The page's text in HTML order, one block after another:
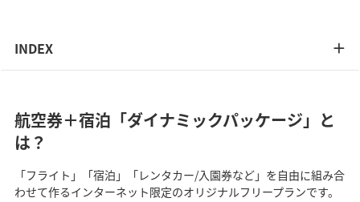
INDEX
航空券＋宿泊「ダイナミックパッケージ」と
は？
「フライト」「宿泊」「レンタカー/入園券など」を自由に組み合
わせて作るインターネット限定のオリジナルフリープランです。